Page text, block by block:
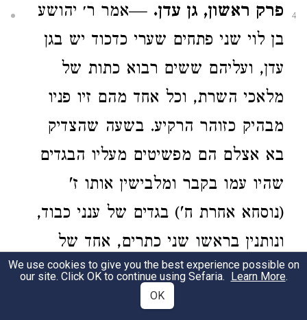
4 פרק ראשון, גן עדן. —אמר ר׳ יהושע
בן לוי שני פתחים שערי כדכוד יש בגן
עדן, ועליהם ששים רבוא כתות של
מלאכי השרת, וכל אחד מהם זיו פניו
מבהיק כזוהר הרקיע. בשעה שהצדיק
בא אצלם הם מפשיטים מעליו הבגדים
שהיו עמו בקבר ומלבישין אותו ז'
(נוסחא אחרת ח') בגדים של ענני כבוד,
ונותנין בראשו שני כתרים, אחד של
אבנים טובות ומרגליות, ואחד של זהב
פרויים, ונותנים ח' הדסים בידו, ומקלסין
We use cookies to give you the best experience possible on
our site. Click OK to continue using Sefaria. Learn More.
OK